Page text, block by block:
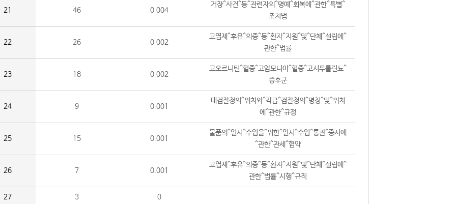
21 46 0.004
거창^사건^등^관련자의^명예^회복에^관한^특별^
조치법
22 26 0.002
고엽제^후유^의증^등^환자^지원^및^단체^설립에^
관한^법률
23 18 0.002
고오르니틴^혈증^고암모니아^혈증^고시투룰린뇨^
증후군
24 9 0.001
대검찰청의^위치와^각급^검찰청의^명칭^및^위치
에^관한^규정
25 15 0.001
물품의^일시^수입을^위한^일시^수입^통관^증서에
^관한^관세^협약
26 7 0.001
고엽제^후유^의증^등^환자^지원^및^단체^설립에^
관한^법률^시행^규칙
27 3 0